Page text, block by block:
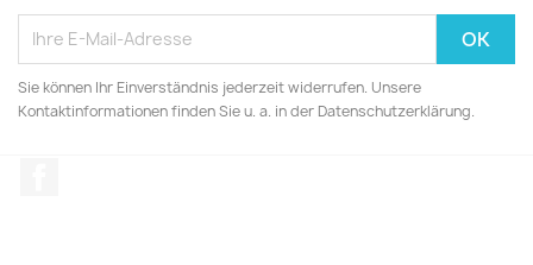
Sie können Ihr Einverständnis jederzeit widerrufen. Unsere
Kontaktinformationen finden Sie u. a. in der Datenschutzerklärung.